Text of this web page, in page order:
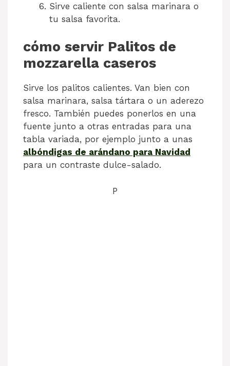
Sirve caliente con salsa marinara o
tu salsa favorita.
cómo servir Palitos de
mozzarella caseros
Sirve los palitos calientes. Van bien con
salsa marinara, salsa tártara o un aderezo
fresco. También puedes ponerlos en una
fuente junto a otras entradas para una
tabla variada, por ejemplo junto a unas
albóndigas de arándano para Navidad
para un contraste dulce-salado.
P